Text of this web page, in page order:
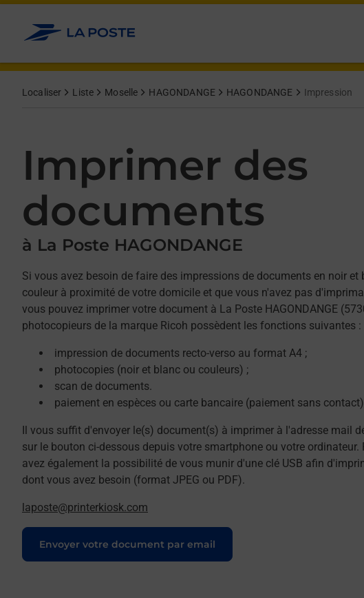
Allez au contenu
Localiser Liste Moselle HAGONDANGE HAGONDANGE Impression
Imprimer des
documents
à La Poste HAGONDANGE
Si vous avez besoin de faire des impressions de documents en noir et
couleur à proximité de votre domicile et que vous n'avez pas
vous pouvez imprimer votre document à La Poste HAGONDANGE
photocopieurs de la marque Ricoh possèdent les fonctions suivantes :
impression de documents recto-verso au format A4 ;
photocopies (noir et blanc ou couleurs) ;
scan de documents.
paiement en espèces ou carte bancaire (paiement sans
Il vous suffit d'envoyer le(s) document(s) à imprimer à l'adresse mail
sur le bouton ci-dessous depuis votre smartphone ou votre ordinateur.
avez également la possibilité de vous munir d'une clé USB afin
dont vous avez besoin (format JPEG ou PDF).
laposte@printerkiosk.com
Envoyer votre document par email
Le lien s'ouvre dans un nouvel onglet
Afficher ou masquer la réponse
Afficher ou masquer la réponse
Afficher ou masquer la réponse
Afficher ou masquer la réponse